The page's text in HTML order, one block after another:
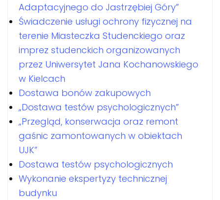
Adaptacyjnego do Jastrzębiej Góry”
Świadczenie usługi ochrony fizycznej na
terenie Miasteczka Studenckiego oraz
imprez studenckich organizowanych
przez Uniwersytet Jana Kochanowskiego
w Kielcach
Dostawa bonów zakupowych
„Dostawa testów psychologicznych”
„Przegląd, konserwacja oraz remont
gaśnic zamontowanych w obiektach
UJK”
Dostawa testów psychologicznych
Wykonanie ekspertyzy technicznej
budynku